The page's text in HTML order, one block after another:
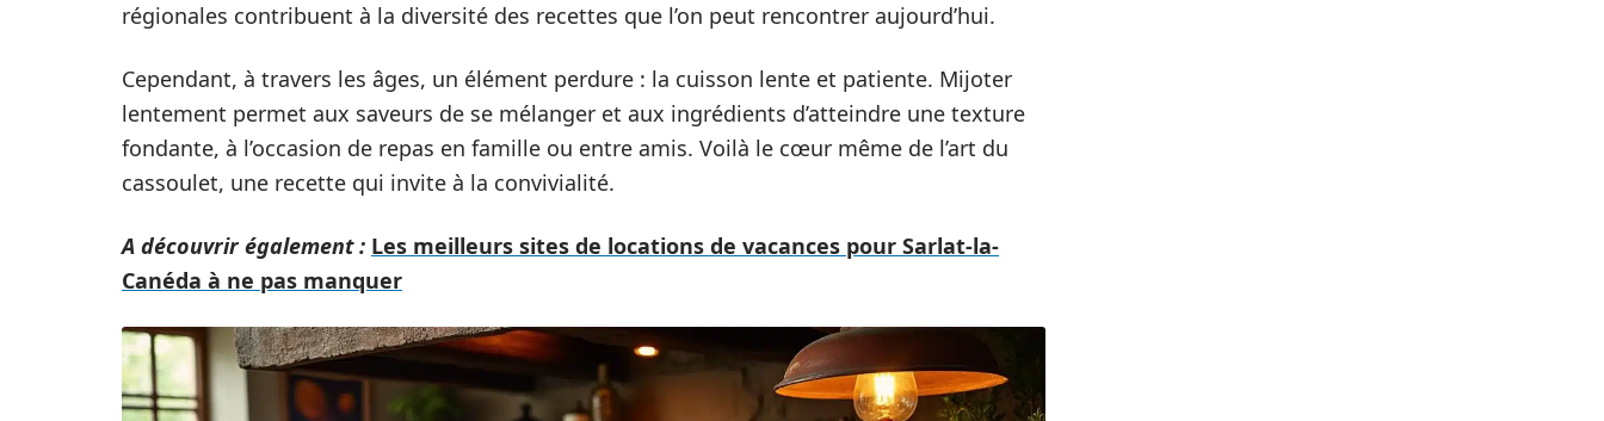
régionales contribuent à la diversité des recettes que l’on peut rencontrer aujourd’hui.
Cependant, à travers les âges, un élément perdure : la cuisson lente et patiente. Mijoter
lentement permet aux saveurs de se mélanger et aux ingrédients d’atteindre une texture
fondante, à l’occasion de repas en famille ou entre amis. Voilà le cœur même de l’art du
cassoulet, une recette qui invite à la convivialité.
A découvrir également : Les meilleurs sites de locations de vacances pour Sarlat-la-
Canéda à ne pas manquer